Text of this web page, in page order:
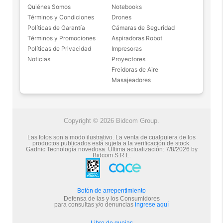
Incluye accesorios para batir, mezclar y amasar
La batidora CUK by GADNIC incluye gancho amasador,
batidor globo y mezclador plano. Además incorpora tapa
anti salpicaduras que ayuda a mantener la cocina más
- Hoja extraíble y cuenco para facilitar la limpieza: Si
Quiénes Somos
Términos y Condiciones
Políticas de Garantía
Términos y Promociones
Políticas de Privacidad
Noticias
Notebooks
Drones
Cámaras de Seguridad
Aspiradoras Robot
Impresoras
Proyectores
Freidoras de Aire
Masajeadores
Copyright © 2026 Bidcom Group.
Las fotos son a modo ilustrativo. La venta de cualquiera de los
productos publicados está sujeta a la verificación de stock.
Gadnic Tecnología novedosa.Última actualización: 7/8/2026 by
Bidcom S.R.L.
Botón de arrepentimiento
Defensa de las y los Consumidores
para consultas y/o denuncias ingrese aquí